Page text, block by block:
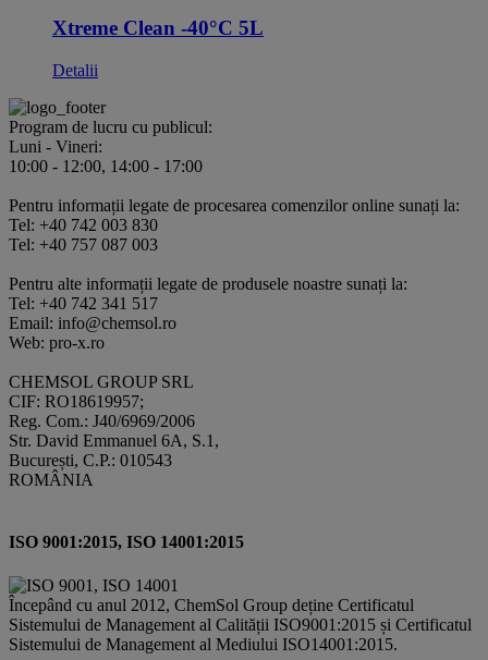
Xtreme Clean -40°C 5L
Detalii
Program de lucru cu publicul:
Luni - Vineri:
10:00 - 12:00, 14:00 - 17:00
Pentru informații legate de procesarea comenzilor online sunați la:
Tel: +40 742 003 830
Tel: +40 757 087 003
Pentru alte informații legate de produsele noastre sunați la:
Tel: +40 742 341 517
Email: info@chemsol.ro
Web: pro-x.ro
CHEMSOL GROUP SRL
CIF: RO18619957;
Reg. Com.: J40/6969/2006
Str. David Emmanuel 6A, S.1,
București, C.P.: 010543
ROMÂNIA
ISO 9001:2015, ISO 14001:2015
Începând cu anul 2012, ChemSol Group deține Certificatul
Sistemului de Management al Calității ISO9001:2015 și Certificatul
Sistemului de Management al Mediului ISO14001:2015.